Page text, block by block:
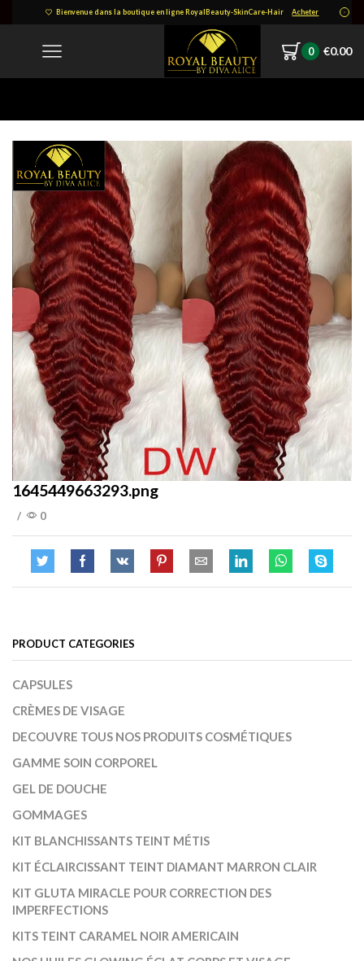
Bienvenue dans la boutique en ligne RoyalBeauty-SkinCare-Hair Acheter
0 €0.00
1645449663293.png
/ 0
PRODUCT CATEGORIES
CAPSULES
CRÈMES DE VISAGE
DECOUVRE TOUS NOS PRODUITS COSMÉTIQUES
GAMME SOIN CORPOREL
GEL DE DOUCHE
GOMMAGES
KIT BLANCHISSANTS TEINT MÉTIS
KIT ÉCLAIRCISSANT TEINT DIAMANT MARRON CLAIR
KIT GLUTA MIRACLE POUR CORRECTION DES
IMPERFECTIONS
KITS TEINT CARAMEL NOIR AMERICAIN